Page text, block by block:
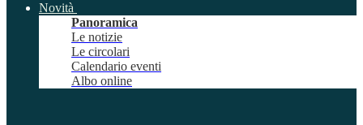
Novità
Panoramica
Le notizie
Le circolari
Calendario eventi
Albo online